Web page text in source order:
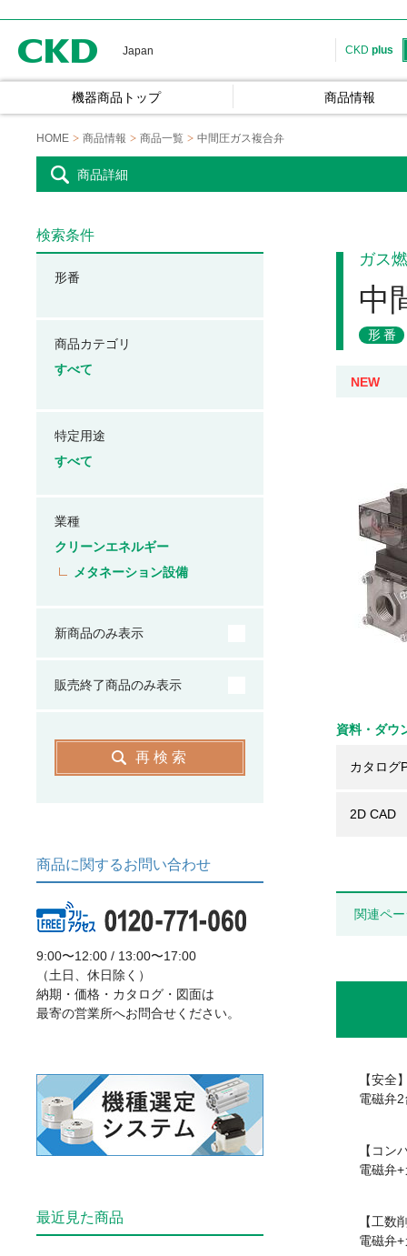
Japan CKD plus
機器商品トップ 商品情報
HOME 商品情報 商品一覧 中間圧ガス複合弁
商品詳細
ガス
中
形番
NEW
資料・ダウ
カタログ
2D CAD
関連ペ
【安全
電磁弁
【コン
電磁弁
【工数
電磁弁
検索条件
形番
商品カテゴリ
すべて
特定用途
すべて
業種
クリーンエネルギー
メタネーション設備
新商品のみ表示
販売終了商品のみ表示
再検索
商品に関するお問い合わせ
9:00〜12:00 / 13:00〜17:00
（土日、休日除く）
納期・価格・カタログ・図面は
最寄の営業所へお問合せください。
最近見た商品